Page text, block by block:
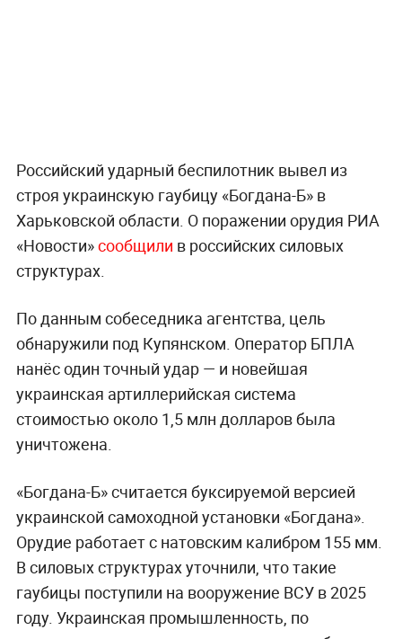
Российский ударный беспилотник вывел из
строя украинскую гаубицу «Богдана-Б» в
Харьковской области. О поражении орудия РИА
«Новости»сообщили в российских силовых
структурах.
По данным собеседника агентства, цель
обнаружили под Купянском. Оператор БПЛА
нанёс один точный удар — и новейшая
украинская артиллерийская система
стоимостью около 1,5 млн долларов была
уничтожена.
«Богдана-Б» считается буксируемой версией
украинской самоходной установки «Богдана».
Орудие работает с натовским калибром 155 мм.
В силовых структурах уточнили, что такие
гаубицы поступили на вооружение ВСУ в 2025
году. Украинская промышленность, по